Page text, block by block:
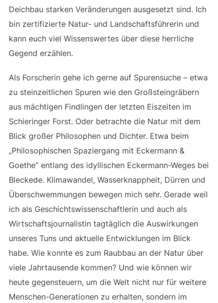
Deichbau starken Veränderungen ausgesetzt sind. Ich
bin zertifizierte Natur- und Landschaftsführerin und
kann euch viel Wissenswertes über diese herrliche
Gegend erzählen.
Als Forscherin gehe ich gerne auf Spurensuche – etwa
zu steinzeitlichen Spuren wie den Großsteingräbern
aus mächtigen Findlingen der letzten Eiszeiten im
Schieringer Forst. Oder betrachte die Natur mit dem
Blick großer Philosophen und Dichter. Etwa beim
„Philosophischen Spaziergang mit Eckermann &
Goethe“ entlang des idyllischen Eckermann-Weges bei
Bleckede. Klimawandel, Wasserknappheit, Dürren und
Überschwemmungen bewegen mich sehr. Gerade weil
ich als Geschichtswissenschaftlerin und auch als
Wirtschaftsjournalistin tagtäglich die Auswirkungen
unseres Tuns und aktuelle Entwicklungen im Blick
habe. Wie konnte es zum Raubbau an der Natur über
viele Jahrtausende kommen? Und wie können wir
heute gegensteuern, um die Welt nicht nur für weitere
Menschen-Generationen zu erhalten, sondern im